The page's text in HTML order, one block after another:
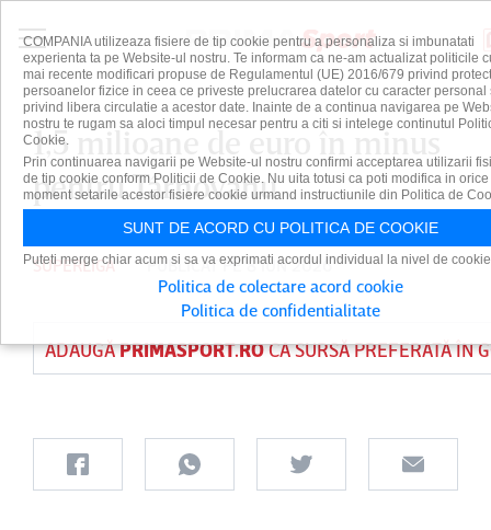
1,5 milioane de euro în minus
pentru Târnovanu
SUPERLIGA PUBLICAT PE 8 IUN 2026
ADAUGĂPRIMASPORT.ROCA SURSĂ PREFERATĂ ÎN
COMPANIA utilizeaza fisiere de tip cookie pentru a personaliza si imbunatati
experienta ta pe Website-ul nostru. Te informam ca ne-am actualizat politicile
mai recente modificari propuse de Regulamentul (UE) 2016/679 privind
persoanelor fizice in ceea ce priveste prelucrarea datelor cu caracter personal
privind libera circulatie a acestor date. Inainte de a continua navigarea pe
nostru te rugam sa aloci timpul necesar pentru a citi si intelege continutul
Cookie.
Prin continuarea navigarii pe Website-ul nostru confirmi acceptarea utilizarii
de tip cookie conform Politicii de Cookie. Nu uita totusi ca poti modifica in orice
moment setarile acestor fisiere cookie urmand instructiunile din Politica de
SUNT DE ACORD CU POLITICA DE COOKIE
Puteti merge chiar acum si sa va exprimati acordul individual la nivel de
Politica de colectare acord cookie
Politica de confidentialitate